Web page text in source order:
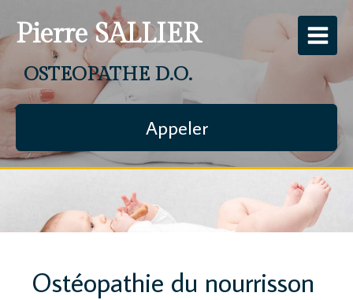
Pierre SALLIER
OSTEOPATHE D.O.
Appeler
Ostéopathie du nourrisson